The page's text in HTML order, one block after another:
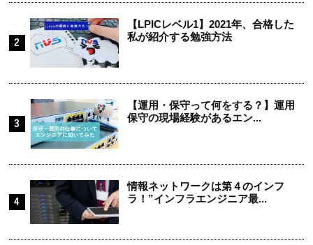
【LPICレベル1】2021年、合格した
私が紹介する勉強方法
【運用・保守って何をする？】運用
保守の現場経験があるエン...
情報ネットワークは第４のインフ
ラ！”インフラエンジニア最...